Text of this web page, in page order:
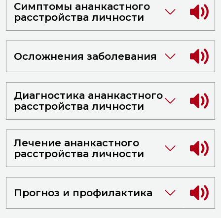
Симптомы ананкастного
расстройства личности
Осложнения заболевания
Диагностика ананкастного
расстройства личности
Лечение ананкастного
расстройства личности
Прогноз и профилактика